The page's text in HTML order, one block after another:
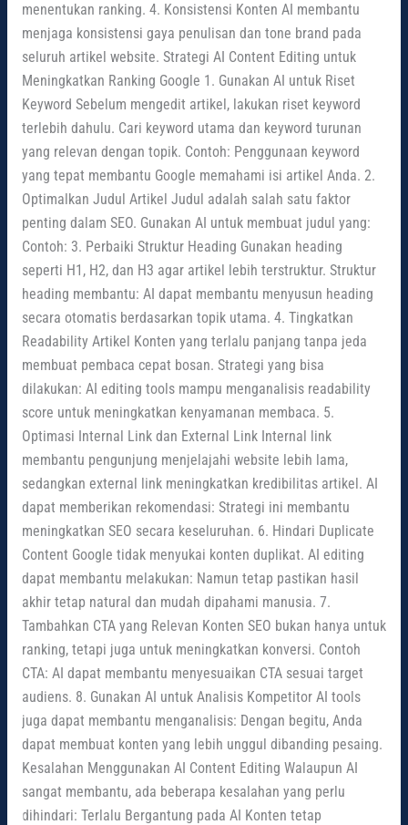
menentukan ranking. 4. Konsistensi Konten AI membantu
menjaga konsistensi gaya penulisan dan tone brand pada
seluruh artikel website. Strategi AI Content Editing untuk
Meningkatkan Ranking Google 1. Gunakan AI untuk Riset
Keyword Sebelum mengedit artikel, lakukan riset keyword
terlebih dahulu. Cari keyword utama dan keyword turunan
yang relevan dengan topik. Contoh: Penggunaan keyword
yang tepat membantu Google memahami isi artikel Anda. 2.
Optimalkan Judul Artikel Judul adalah salah satu faktor
penting dalam SEO. Gunakan AI untuk membuat judul yang:
Contoh: 3. Perbaiki Struktur Heading Gunakan heading
seperti H1, H2, dan H3 agar artikel lebih terstruktur. Struktur
heading membantu: AI dapat membantu menyusun heading
secara otomatis berdasarkan topik utama. 4. Tingkatkan
Readability Artikel Konten yang terlalu panjang tanpa jeda
membuat pembaca cepat bosan. Strategi yang bisa
dilakukan: AI editing tools mampu menganalisis readability
score untuk meningkatkan kenyamanan membaca. 5.
Optimasi Internal Link dan External Link Internal link
membantu pengunjung menjelajahi website lebih lama,
sedangkan external link meningkatkan kredibilitas artikel. AI
dapat memberikan rekomendasi: Strategi ini membantu
meningkatkan SEO secara keseluruhan. 6. Hindari Duplicate
Content Google tidak menyukai konten duplikat. AI editing
dapat membantu melakukan: Namun tetap pastikan hasil
akhir tetap natural dan mudah dipahami manusia. 7.
Tambahkan CTA yang Relevan Konten SEO bukan hanya untuk
ranking, tetapi juga untuk meningkatkan konversi. Contoh
CTA: AI dapat membantu menyesuaikan CTA sesuai target
audiens. 8. Gunakan AI untuk Analisis Kompetitor AI tools
juga dapat membantu menganalisis: Dengan begitu, Anda
dapat membuat konten yang lebih unggul dibanding pesaing.
Kesalahan Menggunakan AI Content Editing Walaupun AI
sangat membantu, ada beberapa kesalahan yang perlu
dihindari: Terlalu Bergantung pada AI Konten tetap